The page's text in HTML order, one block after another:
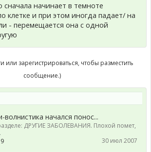
начинает в темноте
клетке и при этом иногда падает/ на
- перемещается она с одной
или зарегистрироваться, чтобы разместить
сообщение.)
волнистика начался понос...
ДРУГИЕ ЗАБОЛЕВАНИЯ. Плохой помет,
30 июл 2007